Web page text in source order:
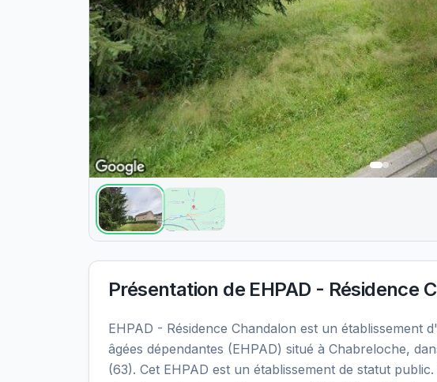
Présentation de EHPAD - Résidence
EHPAD - Résidence Chandalon est un établissement
âgées dépendantes (EHPAD) situé à Chabreloche,
(63). Cet EHPAD est un établissement de statut